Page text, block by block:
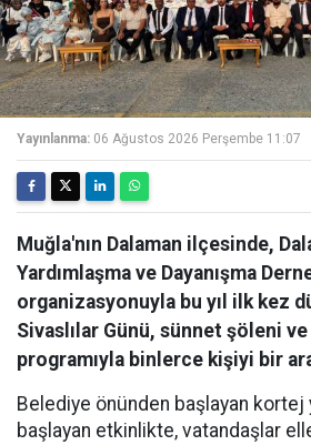
Yayınlanma: 06 Ağustos 2026 Perşembe 11:07
Muğla'nın Dalaman ilçesinde,
Yardımlaşma ve Dayanışma
organizasyonuyla bu yıl ilk kez
Sivaslılar Günü, sünnet şöleni
programıyla binlerce kişiyi bir
Belediye önünden başlayan kortej
başlayan etkinlikte, vatandaşlar